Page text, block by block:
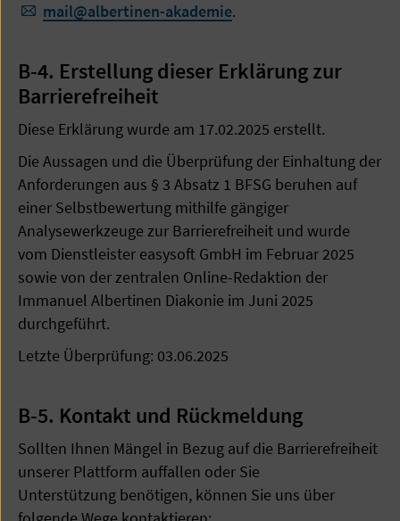
mail@albertinen-akademie.
B-4. Erstellung dieser Erklärung zur
Barrierefreiheit
Diese Erklärung wurde am 17.02.2025 erstellt.
Die Aussagen und die Überprüfung der Einhaltung der
Anforderungen aus § 3 Absatz 1 BFSG beruhen auf
einer Selbstbewertung mithilfe gängiger
Analysewerkzeuge zur Barrierefreiheit und wurde
vom Dienstleister easysoft GmbH im Februar 2025
sowie von der zentralen Online-Redaktion der
Immanuel Albertinen Diakonie im Juni 2025
durchgeführt.
Letzte Überprüfung: 03.06.2025
B-5. Kontakt und Rückmeldung
Sollten Ihnen Mängel in Bezug auf die Barrierefreiheit
unserer Plattform auffallen oder Sie
Unterstützung benötigen, können Sie uns über